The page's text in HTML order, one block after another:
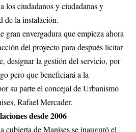
los ciudadanos y ciudadanas y
de la instalación.
gran envergadura que empieza ahora
del proyecto para después licitar
designar la gestión del servicio, por
pero que beneficiará a la
su parte el concejal de Urbanismo
Rafael Mercader.
desde 2006
cubierta de Manises se inauguró el